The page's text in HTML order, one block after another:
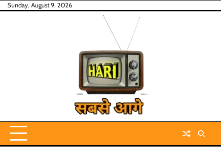
SkipSunday, August 9, 2026